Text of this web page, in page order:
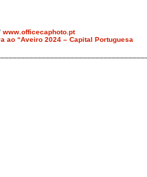
www.officecaphoto.pt
ao “Aveiro 2024 – Capital Portuguesa